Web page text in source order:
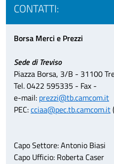
CONTATTI:
Borsa Merci e Prezzi
Sede di Treviso
Piazza Borsa, 3/B - 31100
Tel. 0422 595335 - Fax -
e-mail: prezzi@tb.camcom.it
PEC:cciaa@pec.tb.camcom.it
Capo Settore: Antonio Biasi
Capo Ufficio: Roberta Caser